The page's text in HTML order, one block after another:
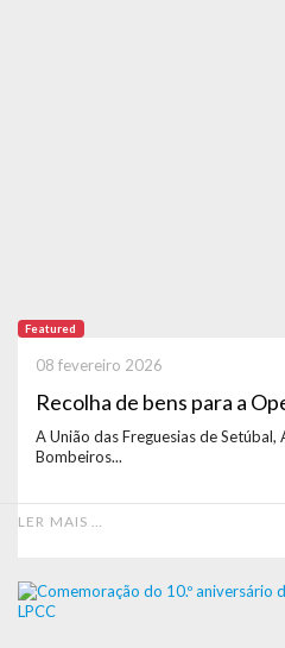
Featured
Recolha de bens para a
08 fevereiro 2026
A União das Freguesias de Setúbal,
Bombeiros...
LER MAIS …